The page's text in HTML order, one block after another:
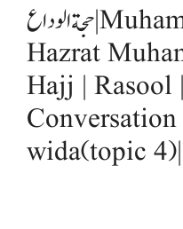
حجةالوداع | Muhammad | حضرت محمد |
Hazrat
Hajj | Rasool
wida(topic 4)|